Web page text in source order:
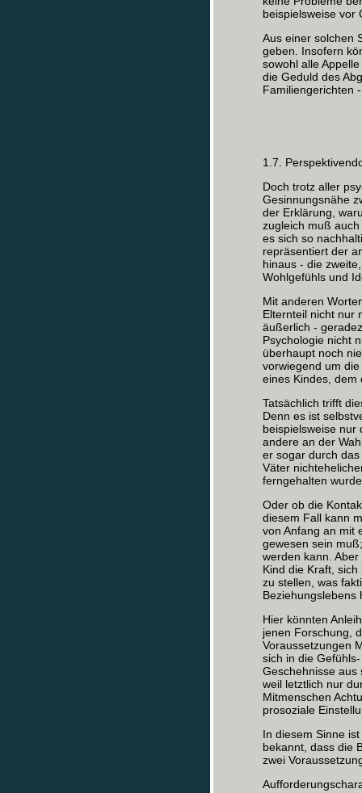
beispielsweise vor
Aus einer solchen
geben. Insofern
sowohl alle
die Geduld des
Familiengerichten
1.7.
Doch trotz aller
Gesinnungsnähe
der Erklärung,
zugleich muß
es sich so
repräsentiert der
hinaus - die
Wohlgefühls und
Mit anderen
Elternteil nicht nur
äußerlich -
Psychologie nicht
überhaupt noch
vorwiegend um
eines Kindes, dem
Tatsächlich trifft
Denn es ist
beispielsweise nur
andere an der
er sogar durch
Väter
ferngehalten
Oder ob die
diesem Fall kann
von Anfang an mit
gewesen sein
werden kann.
Kind die Kraft,
zu stellen, was
Beziehungslebens
Hier könnten
jenen Forschung,
Voraussetzungen
sich in die
Geschehnisse aus
weil letztlich nur
Mitmenschen
prosoziale
In diesem Sinne
bekannt, dass die
zwei